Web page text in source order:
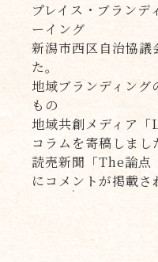
プレイス・ブランデ
ーイング
新潟市西区自治協
た。
地域ブランディング
もの
地域共創メディア
コラムを寄稿しまし
読売新聞「The論点
にコメントが掲載さ